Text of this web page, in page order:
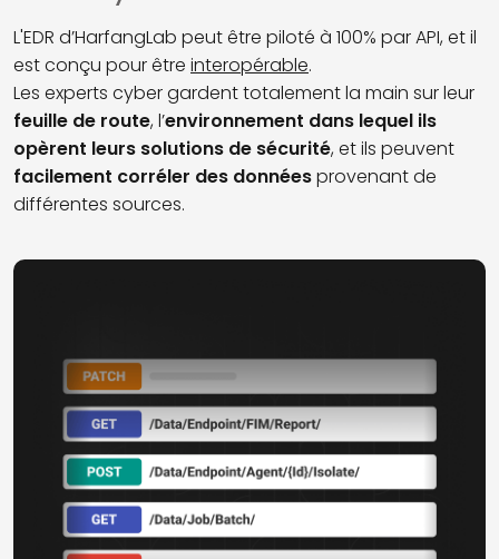
L'EDR d’HarfangLab peut être piloté à 100% par API, et il
est conçu pour être interopérable.
Les experts cyber gardent totalement la main sur leur
feuille de route, l’environnement dans lequel ils
opèrent leurs solutions de sécurité, et ils peuvent
facilement corréler des donnéesprovenant de
différentes sources.